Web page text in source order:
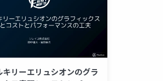
キリーエリュシオンのグラ